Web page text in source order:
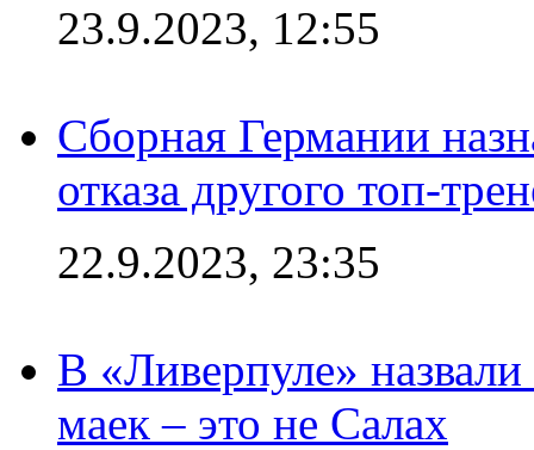
23.9.2023, 12:55
Сборная Германии
отказа другого топ-
22.9.2023, 23:35
В «Ливерпуле»
маек – это не Салах